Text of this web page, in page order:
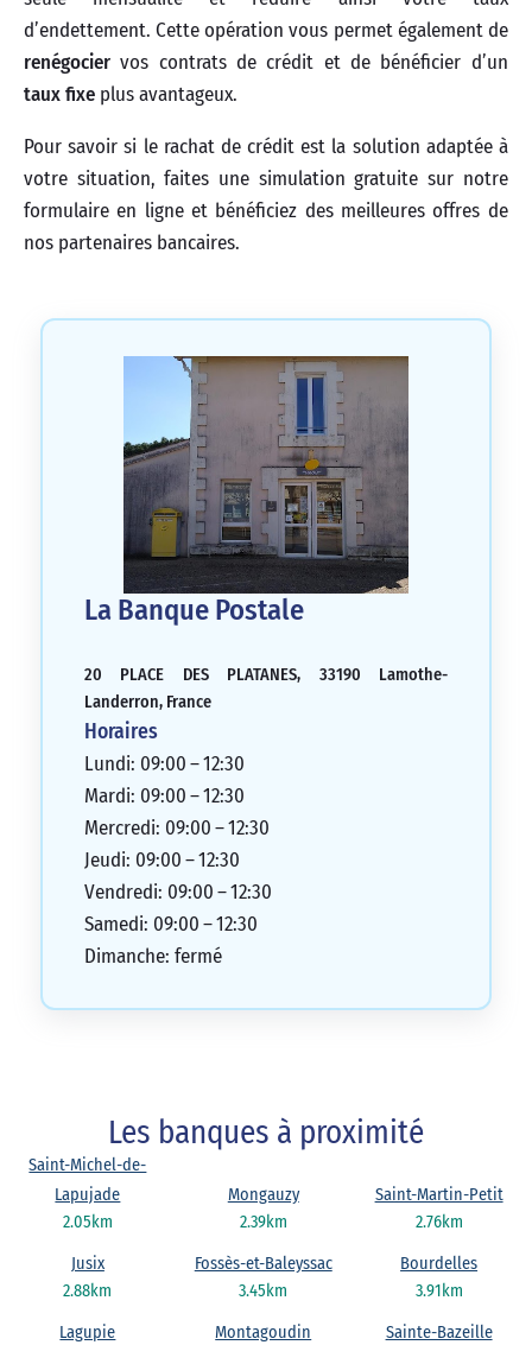
d’endettement. Cette opération vous permet également de
renégocier vos contrats de crédit et de bénéficier d’un
taux fixe plus avantageux.
Pour savoir si le rachat de crédit est la solution adaptée à
votre situation, faites une simulation gratuite sur notre
formulaire en ligne et bénéficiez des meilleures offres de
nos partenaires bancaires.
La Banque Postale
20 PLACE DES PLATANES, 33190 Lamothe-
Landerron, France
Horaires
Lundi: 09:00 – 12:30
Mardi: 09:00 – 12:30
Mercredi: 09:00 – 12:30
Jeudi: 09:00 – 12:30
Vendredi: 09:00 – 12:30
Samedi: 09:00 – 12:30
Dimanche: fermé
Les banques à proximité
2.05km
Saint-Michel-de-
Lapujade
2.39km
Mongauzy
2.76km
Saint-Martin-Petit
2.88km
Jusix
3.45km
Fossès-et-Baleyssac
3.91km
Bourdelles
Lagupie
Montagoudin
Sainte-Bazeille